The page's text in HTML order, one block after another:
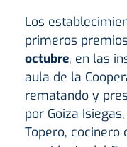
Los
primeros
octubre, en las
aula de la
rematando y
por Goiza Isiegas,
Topero, cocinero